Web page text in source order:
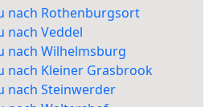
nach Rothenburgsort
nach Veddel
nach Wilhelmsburg
nach Kleiner Grasbrook
nach Steinwerder